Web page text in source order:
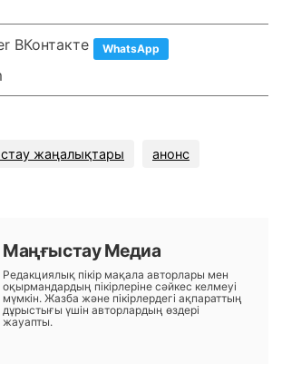
ВКонтакте WhatsApp
жаңалықтары анонс
Маңғыстау Медиа
Редакциялық пікір мақала авторлары мен
оқырмандардың пікірлеріне сәйкес келмеуі
мүмкін. Жазба және пікірлердегі ақпараттың
дұрыстығы үшін авторлардың өздері
жауапты.